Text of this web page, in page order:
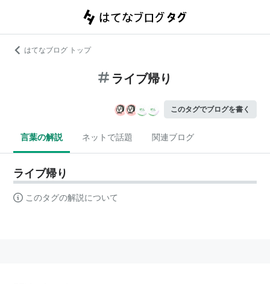
はてなブログ トップ
ライブ帰り
このタグでブログを書く
言葉の解説 ネットで話題 関連ブログ
ライブ帰り
このタグの解説について